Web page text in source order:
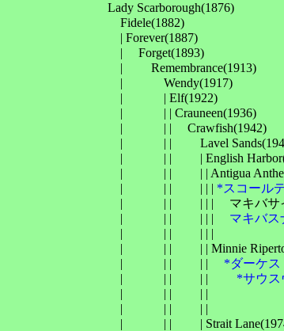
Lady Scarborough(1876)
Fidele(1882)
| Forever(1887)
| 　Forget(1893)
| 　　Remembrance(1913)
| 　　　Wendy(1917)
| 　　　| Elf(1922)
| 　　　| | Crauneen(1936)
| 　　　| | 　Crawfish(1942)
| 　　　| | 　　Lavel
| 　　　| | 　　| English
| 　　　| | 　　| | Antigua
| 　　　| | 　　| | | *スコール
| 　　　| | 　　| | | 　マキバサイ
| 　　　| | 　　| | | マキバス
| 　　　| | 　　| | | 　　　　　　　　　　
| 　　　| | 　　| | Minnie
| 　　　| | 　　| | *ダーケス
| 　　　| | 　　| | *サウス
| 　　　| | 　　| | 　　　　　　　　　　
| 　　　| | 　　| | 　　　　　　　　　　
| 　　　| | 　　| Strait